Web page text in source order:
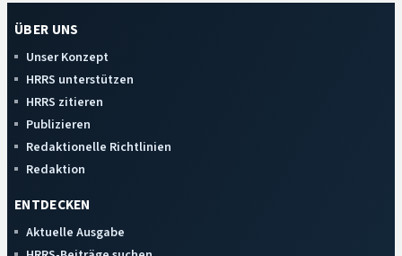
ÜBER UNS
Unser Konzept
HRRS unterstützen
HRRS zitieren
Publizieren
Redaktionelle Richtlinien
Redaktion
ENTDECKEN
Aktuelle Ausgabe